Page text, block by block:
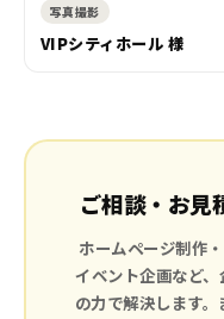
写真撮影
VIPシティホール 様
ご相談・お見
ホームページ制作
イベント企画など
の力で解決します